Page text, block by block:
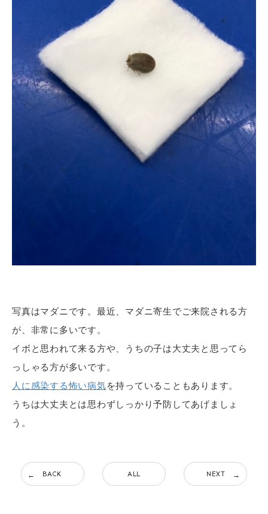
写真はマダニです。最近、マダニ寄生でご来院される方
が、非常に多いです。
イボと思われて来る方や、うちの子は大丈夫と思ってら
っしゃる方が多いです。
人に感染する怖い病気を持っていることもあります。
うちは大丈夫とは思わずしっかり予防してあげましょ
う。
BACK ALL NEXT